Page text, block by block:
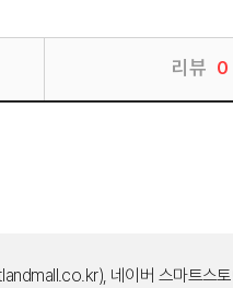
리뷰 0
네이버 스마트스토